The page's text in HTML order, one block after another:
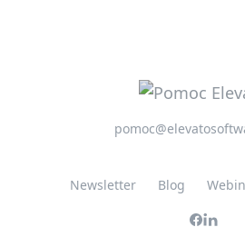
Newsletter Blog